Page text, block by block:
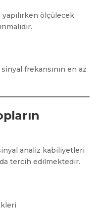
ölçülecek
frekansının en az
analiz kabiliyetleri
tercih edilmektedir.